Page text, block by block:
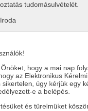
tudomásulvételét.
hogy a mai nap
az Elektronikus
sikertelen, úgy kérjük egy
e a belépés.
és türelmüket